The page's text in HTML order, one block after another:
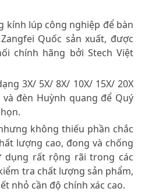
kính lúp công nghiệp để bàn
Quốc sản xuất, được
chính hãng bởi Stech Việt
3X/ 5X/ 8X/ 10X/ 15X/ 20X
đèn Huỳnh quang để Quý
không thiếu phần chắc
lượng cao, đong và chống
dụng rất rộng rãi trong các
tra chất lượng sản phẩm,
nhỏ cần độ chính xác cao.